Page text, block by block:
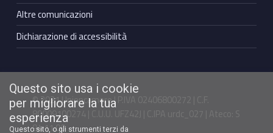
Altre comunicazioni
Dichiarazione di accessibilità
© 2021 Unioncamere | P.IVA 02406800272 | C.F.
80009100274 | C.U.U. UFZ42J | C.IPA urdc_027 | Ateco: S
94.11.00
Questo sito usa i cookie
per migliorare la tua
esperienza
Questo sito, o gli strumenti terzi da